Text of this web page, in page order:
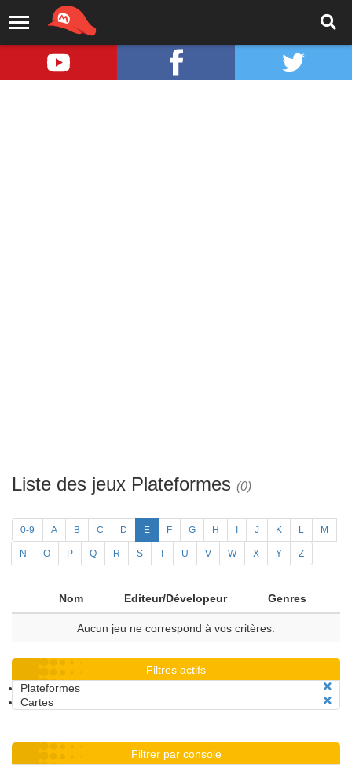
Liste des jeux Plateformes (0)
0-9 A B C D E F G H J K L M
N O P Q R S T U V W X Y Z
Nom Editeur/Dévelopeur Genres
Aucun jeu ne correspond à vos critères.
Filtres actifs
Plateformes
Cartes
Filtrer par console